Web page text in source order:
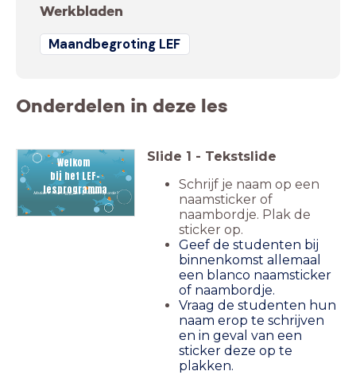
Werkbladen
Maandbegroting LEF
Onderdelen in deze les
Welkom
bij het LEF-
lesprogramma
Module 1: Hoe krijg jij jouw geldzaken op orde?
Slide 1 - Tekstslide
Schrijf je naam op een
naamsticker of
naambordje. Plak de
sticker op.
Geef de studenten bij
binnenkomst allemaal
een blanco naamsticker
of naambordje.
Vraag de studenten hun
naam erop te schrijven
en in geval van een
sticker deze op te
plakken.